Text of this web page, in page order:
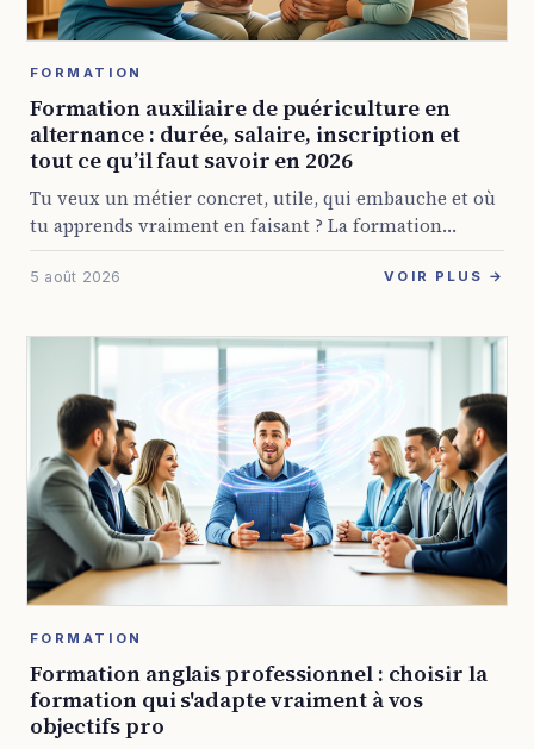
FORMATION
Formation auxiliaire de puériculture en
alternance : durée, salaire, inscription et
tout ce qu’il faut savoir en 2026
Tu veux un métier concret, utile, qui embauche et où
tu apprends vraiment en faisant ? La formation
auxiliaire de puériculture en alternance coche
beaucoup de cases pour pas mal ...
5 août 2026 VOIR PLUS →
FORMATION
Formation anglais professionnel : choisir la
formation qui s'adapte vraiment à vos
objectifs pro